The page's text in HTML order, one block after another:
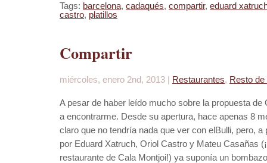
Tags: barcelona, cadaqués, compartir, eduard
castro, platillos
Compartir
miércoles, enero 2nd, 2013 | Restaurantes, Resto
A pesar de haber leído mucho sobre la propuesta de
a encontrarme. Desde su apertura, hace apenas 8
claro que no tendría nada que ver con elBulli, pero,
por Eduard Xatruch, Oriol Castro y Mateu Casañas
restaurante de Cala Montjoi!) ya suponía un